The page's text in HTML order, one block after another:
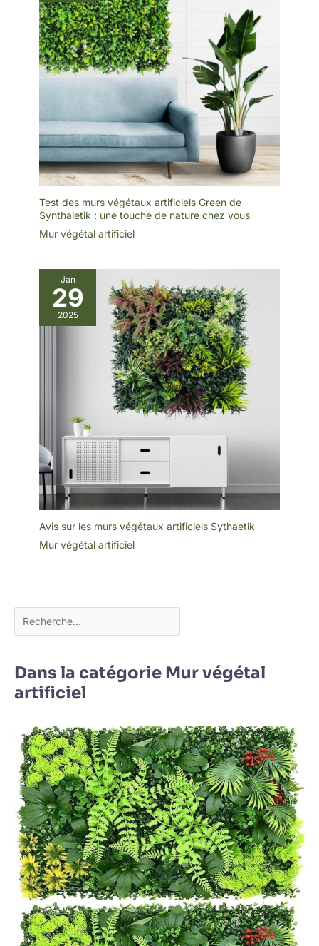
offrant une décoration
pratique et sans souci
pour vos espaces
intérieurs et extérieurs
Test des murs végétaux artificiels Green de
Synthaietik : une touche de nature chez vous
Mur végétal artificiel
Jan
29
2025
Avis sur les murs végétaux artificiels Sythaetik
Mur végétal artificiel
Dans la catégorie Mur végétal
artificiel